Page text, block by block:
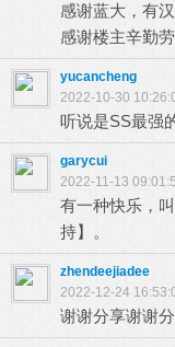
感谢蓝大，有
感谢楼主辛勤劳
yucancheng
2022-10-30
听说是SS最强
garycui
2022-11-13
有一种快乐，
持】。
zhendeejiadee
2022-12-24
谢谢分享谢谢